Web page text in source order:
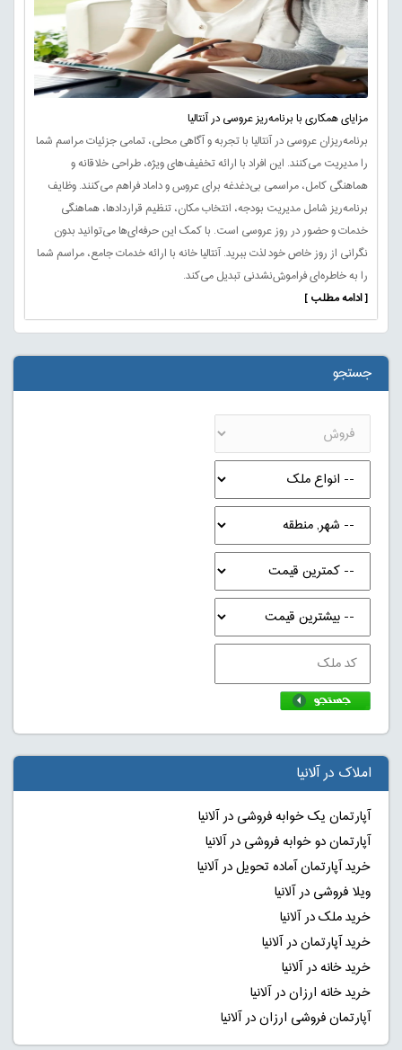
مزایای همکاری با برنامه‌ریز عروسی در آنتالیا
برنامه‌ریزان عروسی در آنتالیا با تجربه و آگاهی محلی، تمامی جزئیات مراسم شما
را مدیریت می‌کنند. این افراد با ارائه تخفیف‌های ویژه، طراحی خلاقانه و
هماهنگی کامل، مراسمی بی‌دغدغه برای عروس و داماد فراهم می‌کنند. وظایف
برنامه‌ریز شامل مدیریت بودجه، انتخاب مکان، تنظیم قراردادها، هماهنگی
خدمات و حضور در روز عروسی است. با کمک این حرفه‌ای‌ها می‌توانید بدون
نگرانی از روز خاص خود لذت ببرید. آنتالیا خانه با ارائه خدمات جامع، مراسم شما
را به خاطره‌ای فراموش‌نشدنی تبدیل می‌کند.
[ ادامه مطلب ]
جستجو
املاک در آلانیا
آپارتمان یک خوابه فروشی در آلانیا
آپارتمان دو خوابه فروشی در آلانیا
خرید آپارتمان آماده تحویل در آلانیا
ویلا فروشی در آلانیا
خرید ملک در آلانیا
خرید آپارتمان در آلانیا
خرید خانه در آلانیا
خرید خانه ارزان در آلانیا
آپارتمان فروشی ارزان در آلانیا